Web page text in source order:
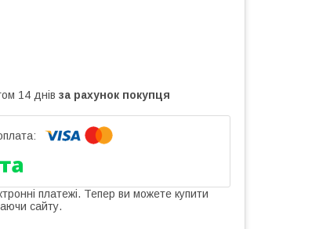
14 днів за рахунок покупця
платежі. Тепер ви можете купити
сайту.